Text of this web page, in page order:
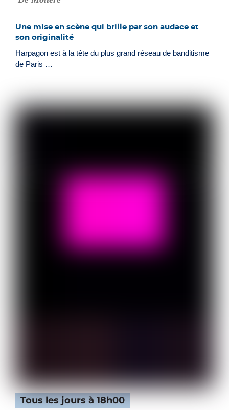
Une mise en scène qui brille par son audace et
son originalité
Harpagon est à la tête du plus grand réseau de banditisme
de Paris …
Tous les jours à 18h00